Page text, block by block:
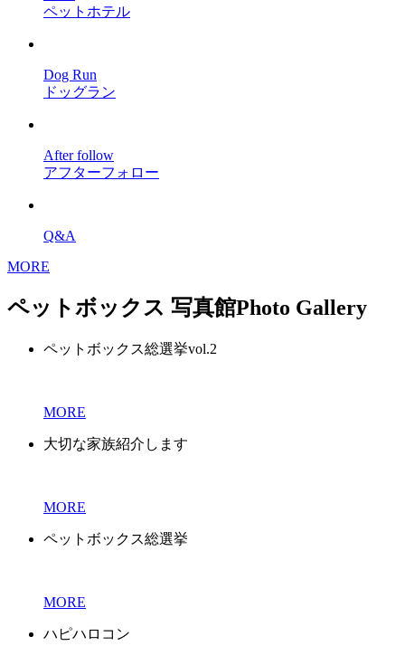
ペットホテル
Dog Run
ドッグラン
After follow
アフターフォロー
Q&A
MORE
ペットボックス 写真館Photo Gallery
ペットボックス総選挙vol.2
MORE
大切な家族紹介します
MORE
ペットボックス総選挙
MORE
ハピハロコン